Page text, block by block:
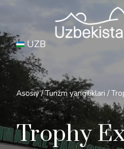
UZB
Asosiy / Turizm yangiliklari /
Trophy